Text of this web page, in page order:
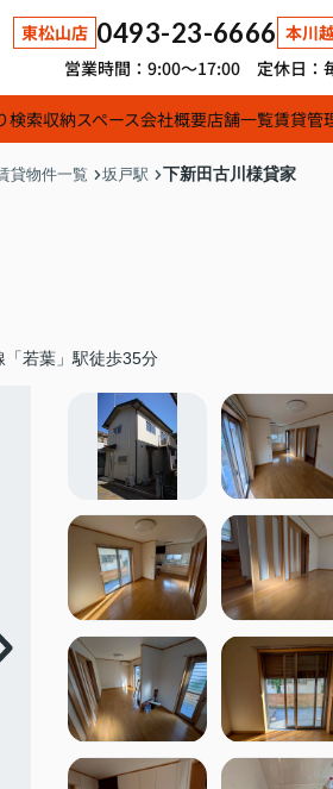
東松山店 0493-23-6666 本川
営業時間：9:00～17:00 定休日：
検索収納スペース会社概要店舗一覧賃貸管
貸物件一覧 坂戸駅 下新田古川様貸家
「若葉」駅徒歩35分